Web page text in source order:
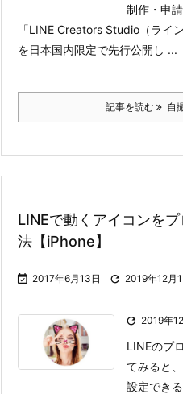
制作・申
「LINE Creators Studio（ライ
を日本国内限定で先行公開し ...
記事を読む 自
LINEで動くアイコンを
法【iPhone】
 2017年6月13日  2019年12月1
 2019年
LINEのプ
てみると
設定でき